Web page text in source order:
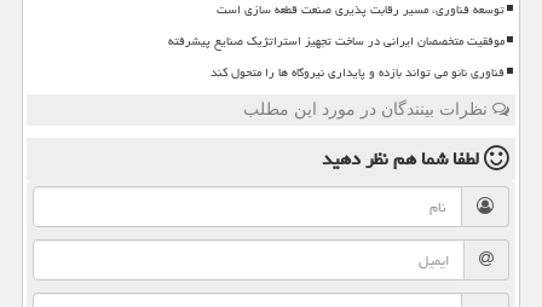
توسعه فناوری، مسیر رقابت پذیری صنعت قطعه سازی است
موفقیت متخصصان ایرانی در ساخت تجهیز استراتژیک صنایع پیشرفته
فناوری نانو می تواند بازده و پایداری نیروگاه ها را متحول کند
نظرات بینندگان در مورد این مطلب
لطفا شما همنظر دهید